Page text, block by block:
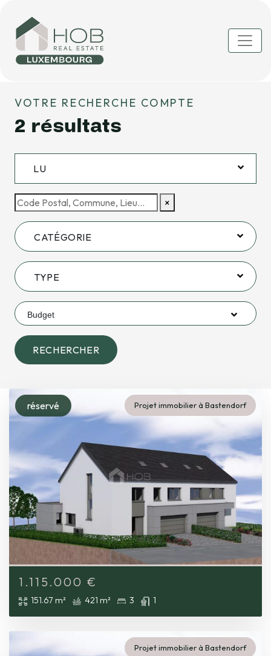
VOTRE RECHERCHE COMPTE
2 résultats
LU
×
CATÉGORIE
TYPE
Budget
RECHERCHER
réservé Projet immobilier à Bastendorf
1.115.000 €
151.67 m² 421 m² 3 1
Projet immobilier à Bastendorf